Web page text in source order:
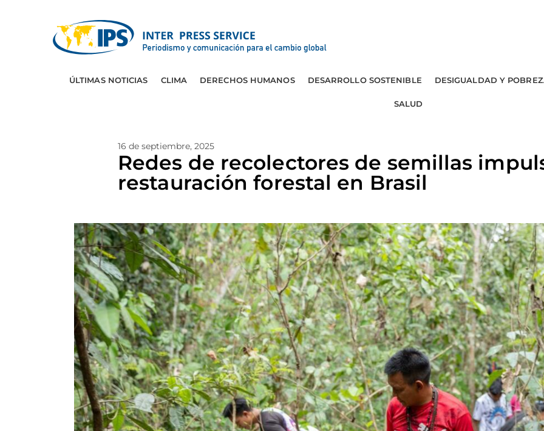
ÚLTIMAS NOTICIAS CLIMA DERECHOS HUMANOS DESARROLLO SOSTENIBLE DESIGUALDAD Y
SALUD
16 de septiembre, 2025
Redes de recolectores de semillas
restauración forestal en Brasil